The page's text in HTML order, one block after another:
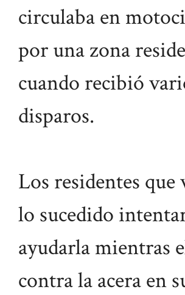
circulaba en
por una zona
cuando recibió
disparos.
Los residentes
lo sucedido
ayudarla mientras
contra la acera en